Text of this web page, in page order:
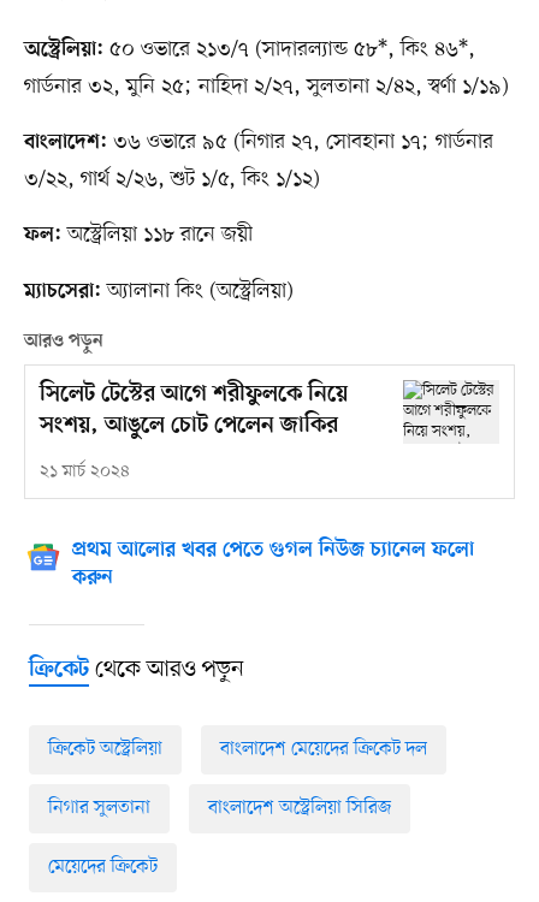
অস্ট্রেলিয়া: ৫০ ওভারে ২১৩/৭ (সাদারল্যান্ড ৫৮*, কিং ৪৬*,
গার্ডনার ৩২, মুনি ২৫; নাহিদা ২/২৭, সুলতানা ২/৪২, স্বর্ণা ১/১৯)
বাংলাদেশ: ৩৬ ওভারে ৯৫ (নিগার ২৭, সোবহানা ১৭; গার্ডনার
৩/২২, গার্থ ২/২৬, শুট ১/৫, কিং ১/১২)
ফল:অস্ট্রেলিয়া ১১৮ রানে জয়ী
ম্যাচসেরা:অ্যালানা কিং (অস্ট্রেলিয়া)
আরও পড়ুন
সিলেট টেস্টের আগে শরীফুলকে নিয়ে
সংশয়, আঙুলে চোট পেলেন জাকির
২১ মার্চ ২০২৪
প্রথম আলোর খবর পেতে গুগল নিউজ চ্যানেল ফলো
করুন
ক্রিকেটথেকে আরও পড়ুন
ক্রিকেট অস্ট্রেলিয়া বাংলাদেশ মেয়েদের ক্রিকেট দল
নিগার সুলতানা বাংলাদেশ অস্ট্রেলিয়া সিরিজ
মেয়েদের ক্রিকেট